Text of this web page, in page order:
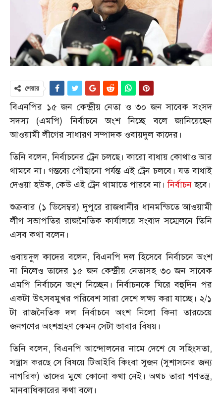
শেয়ার
বিএনপির ১৫ জন কেন্দ্রীয় নেতা ও ৩০ জন সাবেক সংসদ
সদস্য (এমপি) নির্বাচনে অংশ নিচ্ছে বলে জানিয়েছেন
আওয়ামী লীগের সাধারণ সম্পাদক ওবায়দুল কাদের।
তিনি বলেন, নির্বাচনের ট্রেন চলছে। কারো বাধায় কোথাও আর
থামবে না। গন্তব্যে পৌঁছানো পর্যন্ত এই ট্রেন চলবে। যত বাধাই
দেওয়া হউক, কেউ এই ট্রেন থামাতে পারবে না।নির্বাচনহবে।
শুক্রবার (১ ডিসেম্বর) দুপুরে রাজধানীর ধানমন্ডিতে আওয়ামী
লীগ সভাপতির রাজনৈতিক কার্যালয়ে সংবাদ সম্মেলনে তিনি
এসব কথা বলেন।
ওবায়দুল কাদের বলেন, বিএনপি দল হিসেবে নির্বাচনে অংশ
না নিলেও তাদের ১৫ জন কেন্দ্রীয় নেতাসহ ৩০ জন সাবেক
এমপি নির্বাচনে অংশ নিচ্ছেন। নির্বাচনকে ঘিরে বহুদিন পর
একটা উৎসবমুখর পরিবেশ সারা দেশে লক্ষ্য করা যাচ্ছে। ২/১
টা রাজনৈতিক দল নির্বাচনে অংশ নিলো কিনা তারচেয়ে
জনগণের অংশগ্রহণ কেমন সেটা ভাবার বিষয়।
তিনি বলেন, বিএনপি আন্দোলনের নামে দেশে যে সহিংসতা,
সন্ত্রাস করছে সে বিষয়ে টিআইবি কিংবা সুজন (সুশাসনের জন্য
নাগরিক) তাদের মুখে কোনো কথা নেই। অথচ তারা গণতন্ত্র,
মানবাধিকারের কথা বলে।